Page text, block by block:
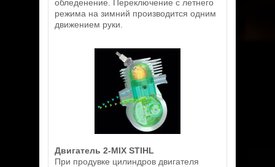
обледенение. Переключение с летнего
режима на зимний производится одним
движением руки.
Двигатель 2-MIX STIHL
При продувке цилиндров двигателя